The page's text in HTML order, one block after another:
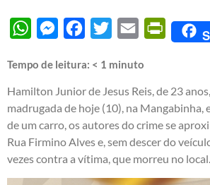
WhatsAppMessengerFacebook
Twitter Email
Tempo de leitura: < 1 minuto
Hamilton Junior de Jesus Reis, de 23
madrugada de hoje (10), na Mangabinha,
de um carro, os autores do crime se
Rua Firmino Alves e, sem descer do
vezes contra a vítima, que morreu no local.